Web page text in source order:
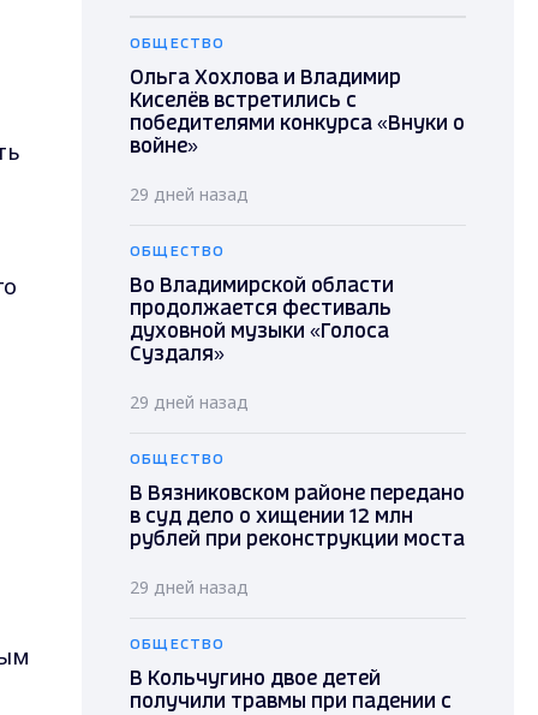
ОБЩЕСТВО
Ольга Хохлова и Владимир
Киселёв встретились с
победителями конкурса «Внуки о
войне»
29 дней назад
ОБЩЕСТВО
Во Владимирской области
продолжается фестиваль
духовной музыки «Голоса
Суздаля»
29 дней назад
ОБЩЕСТВО
В Вязниковском районе передано
в суд дело о хищении 12 млн
рублей при реконструкции моста
29 дней назад
ОБЩЕСТВО
В Кольчугино двое детей
получили травмы при падении с